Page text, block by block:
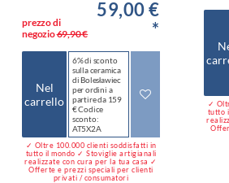
prezzo di
negozio69,90 €
59,00 €
*
Nel
carrello
6% di sconto
sulla ceramica
di Bolesławiec
per ordini a
partire da 159
€ Codice
sconto:
AT5X2A
✓ Oltre 100.000 clienti soddisfatti in
tutto il mondo ✓ Stoviglie artigianali
realizzate con cura per la tua casa ✓
Offerte e prezzi speciali per clienti
privati / consumatori
✓
tutto